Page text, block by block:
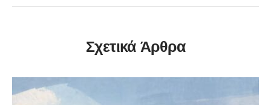
Σχετικά Άρθρα